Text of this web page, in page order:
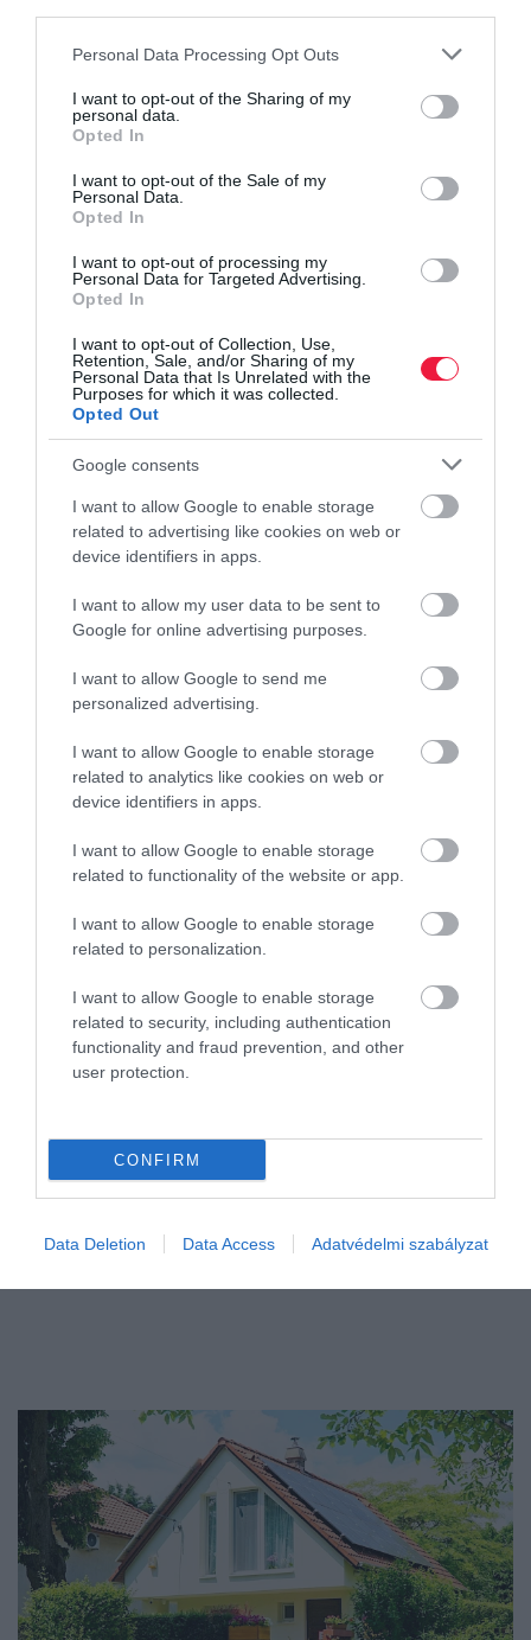
Please note that this website/app uses one or more Google
not limited to your visit or usage behaviour. You may click to
grant or deny consent to Google and its third-party tags to
use your data for below specified purposes in below Google
consent section.
Personal Data Processing Opt Outs
I want to opt-out of the Sharing of my
personal data.
Opted In
I want to opt-out of the Sale of my
Personal Data.
Opted In
I want to opt-out of processing my
Personal Data for Targeted Advertising.
Opted In
I want to opt-out of Collection, Use,
Retention, Sale, and/or Sharing of my
Personal Data that Is Unrelated with the
Purposes for which it was collected.
Opted Out
Google consents
I want to allow Google to enable storage
related to advertising like cookies on web or
device identifiers in apps.
I want to allow my user data to be sent to
Google for online advertising purposes.
I want to allow Google to send me
personalized advertising.
I want to allow Google to enable storage
related to analytics like cookies on web or
device identifiers in apps.
I want to allow Google to enable storage
related to functionality of the website or app.
I want to allow Google to enable storage
related to personalization.
I want to allow Google to enable storage
related to security, including authentication
functionality and fraud prevention, and other
user protection.
CONFIRM
Data Deletion Data Access Adatvédelmi szabályzat
Így rendelkezhetsz az életmentő beavatkozások
Míg egy hagyományos végrendeletben a vagyonunkról
dönthetünk, az élő végrendeletben arról rendelkezhetünk, hogyan
kezelhetnek minket, ha egy baleset vagy súlyos betegség miatt
elveszítjük a döntési…